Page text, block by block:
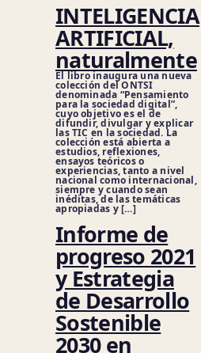
INTELIGENCIA
ARTIFICIAL,
naturalmente
El libro inaugura una nueva
colección del ONTSI
denominada “Pensamiento
para la sociedad digital”,
cuyo objetivo es el de
difundir, divulgar y explicar
las TIC en la sociedad. La
colección está abierta a
estudios, reflexiones,
ensayos teóricos o
experiencias, tanto a nivel
nacional como internacional,
siempre y cuando sean
inéditas, de las temáticas
apropiadas y […]
Informe de
progreso 2021
y Estrategia
de Desarrollo
Sostenible
2030 en